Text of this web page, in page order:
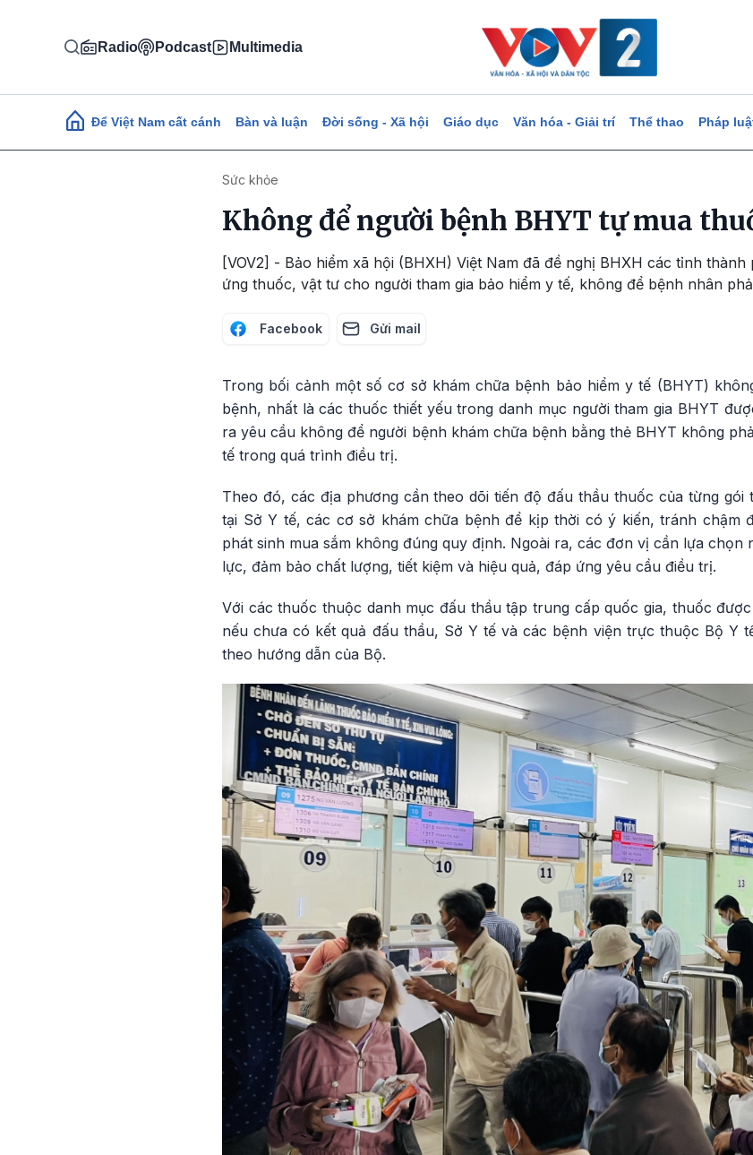
Radio Podcast Multimedia
Main navigation
Để Việt Nam cất cánh Bàn và luận Đời sống - Xã hội Giáo dục Văn hóa - Giải trí Thể thao Pháp
Sức khỏe
Không để người bệnh BHYT tự mua
[VOV2] - Bảo hiểm xã hội (BHXH) Việt Nam đã đề nghị BHXH các tỉnh
ứng thuốc, vật tư cho người tham gia bảo hiểm y tế, không để bệnh nhân
Facebook Gửi mail
Trong bối cảnh một số cơ sở khám chữa bệnh bảo hiểm y tế (BHYT)
bệnh, nhất là các thuốc thiết yếu trong danh mục người tham gia BHYT
ra yêu cầu không để người bệnh khám chữa bệnh bằng thẻ BHYT không
tế trong quá trình điều trị.
Theo đó, các địa phương cần theo dõi tiến độ đấu thầu thuốc của từng
tại Sở Y tế, các cơ sở khám chữa bệnh để kịp thời có ý kiến, tránh chậm
phát sinh mua sắm không đúng quy định. Ngoài ra, các đơn vị cần lựa chọn
lực, đảm bảo chất lượng, tiết kiệm và hiệu quả, đáp ứng yêu cầu điều trị.
Với các thuốc thuộc danh mục đấu thầu tập trung cấp quốc gia, thuốc
nếu chưa có kết quả đấu thầu, Sở Y tế và các bệnh viện trực thuộc Bộ Y
theo hướng dẫn của Bộ.